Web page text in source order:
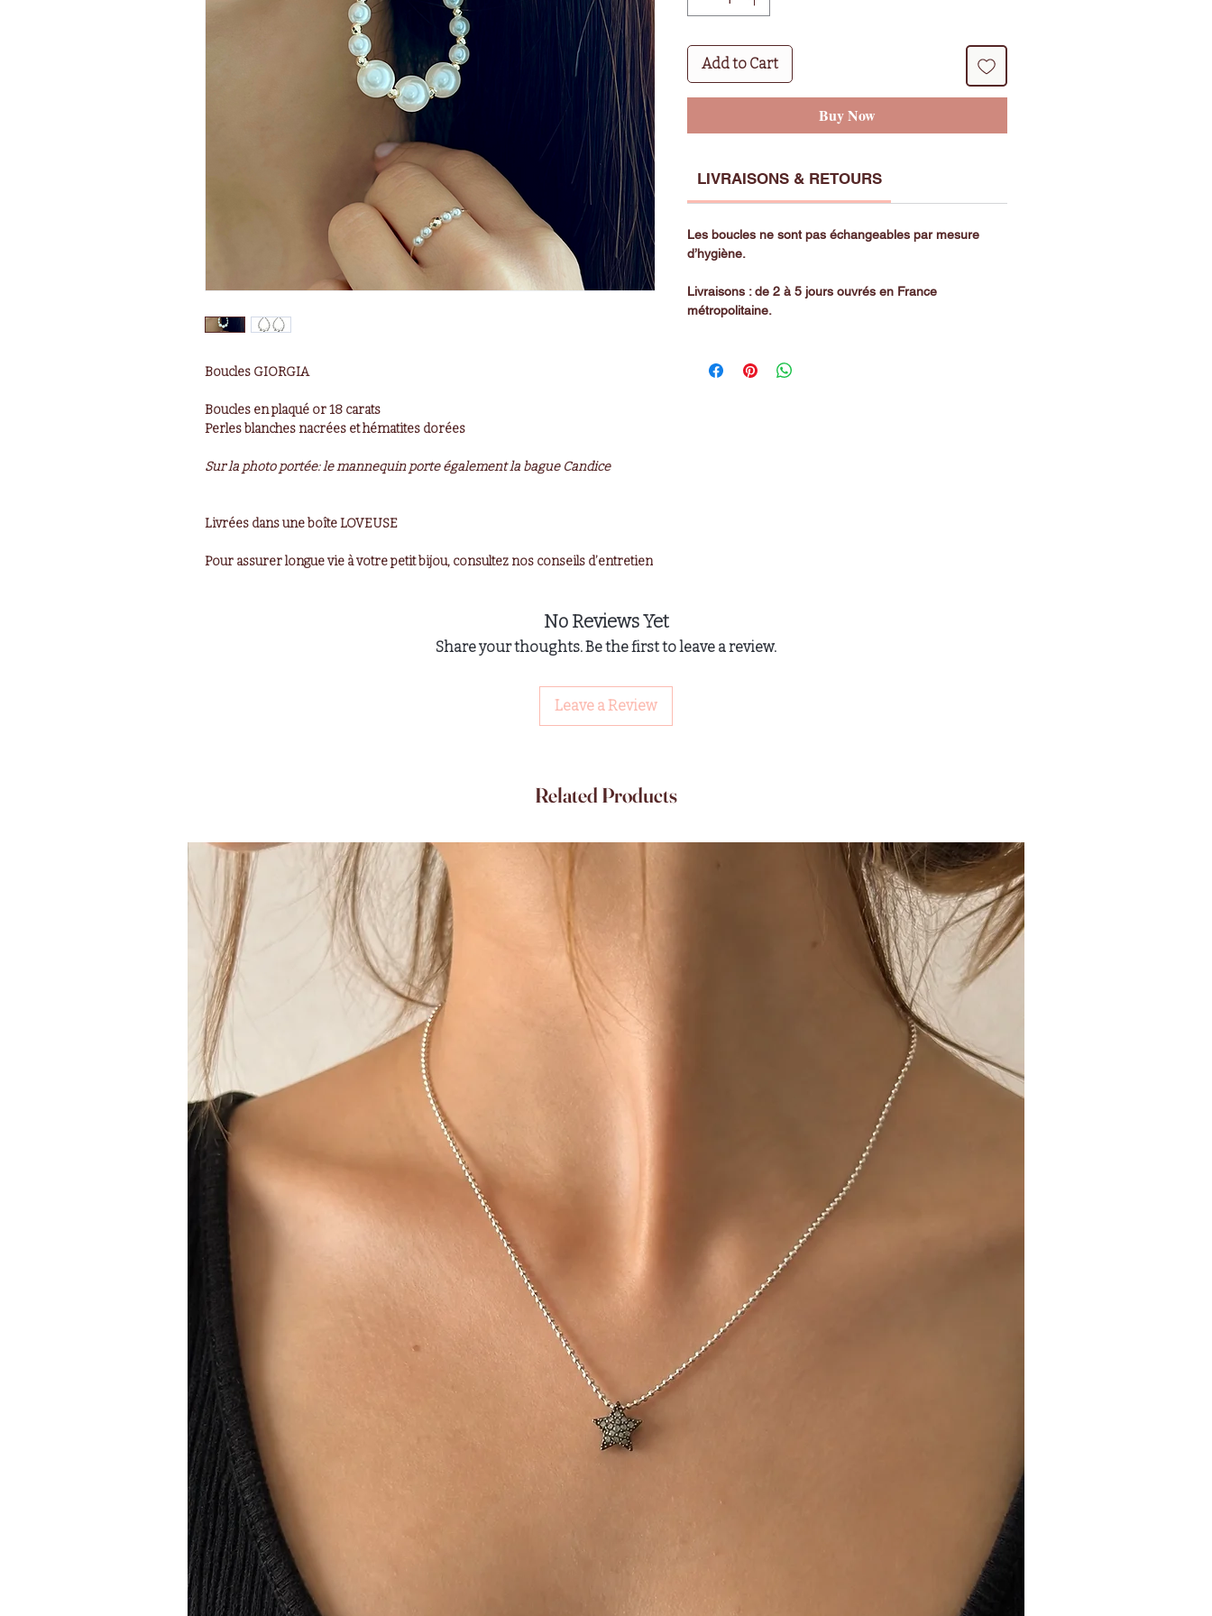
Boucles GIORGIA
Boucles en plaqué or 18 carats
Perles blanches nacrées et hématites dorées
Sur la photo portée: le mannequin porte également la bague Candice
Livrées dans une boîte LOVEUSE
Pour assurer longue vie à votre petit bijou, consultez nos conseils d’entretien
Add to Cart
Buy Now
LIVRAISONS & RETOURS
Les boucles ne sont pas échangeables par mesure
d’hygiène.
Livraisons : de 2 à 5 jours ouvrés en France
métropolitaine.
No Reviews Yet
Share your thoughts. Be the first to leave a review.
Leave a Review
Related Products